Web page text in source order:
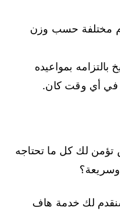
مختلفة حسب وزن
بمواعيده
في أي وقت كان.
لك كل ما تحتاجه
لك خدمة هاف